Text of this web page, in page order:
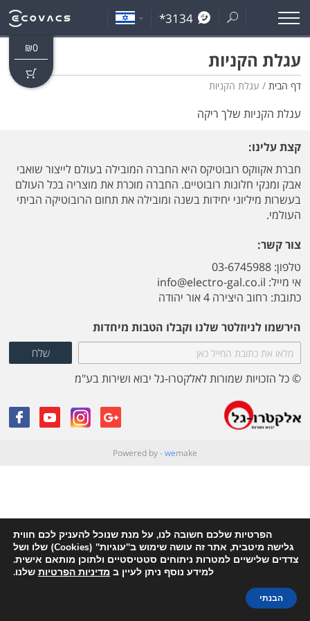
*3134
₪0
עגלת הקניות
דף הבית / עגלת הקניות
עגלת הקניות שלך ריקה
קצת עלינו:
חברת אקווקס רובוטיקס היא החברה המובילה בעולם לייצור שואבי
אבק ומנקי חלונות רובוטיים. החברה מוכרת את מוצריה בכל העולם
בעשרות מיליוני יחידות בשנה ומובילה את תחום הרובוטיקה הביתי
העולמי.
צור קשר:
טלפון: 03-6745988
אי מייל: info@electro-gal.co.il
כתובת: רחוב היצירה 4 אור יהודה
הירשמו לניוזלטר שלנו וקבלו הטבות מיחדות
© כל הזכויות שמורות לאלקטרו-גל יבוא ושירות בע"מ
Powered by - wemake
הפרטיות שלכם חשובה לנו, על מנת שנוכל להעניק לכם חווית
גלישה מיטבית, אתר זה עושה שימוש ב"עוגיות" (Cookies) שלו ושל
צדדים שלישיים למטרות ניתוחים סטטיסטיים ולתוכן מותאם אישית.
למידע נוסף ניתן לעיין ב מדיניות הפרטיות שלנו.
הבנתי